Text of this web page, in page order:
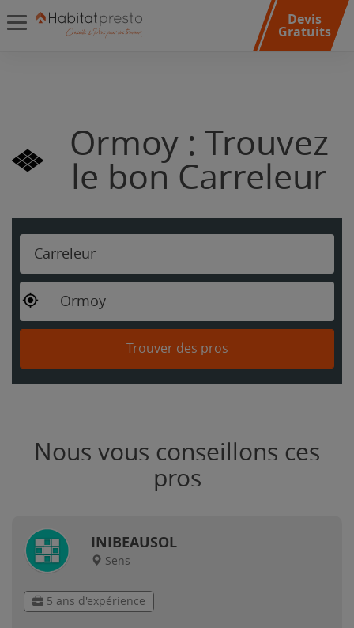
Devis
Gratuits
Ormoy : Trouvez
le bon Carreleur
Carreleur
Ormoy
Trouver des pros
Nous vous conseillons ces
pros
INIBEAUSOL
Sens
5 ans d'expérience